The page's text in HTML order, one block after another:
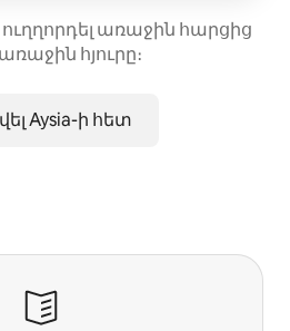
ուղղորդել առաջին հարցից
հյուրը։
Aysia-ի հետ